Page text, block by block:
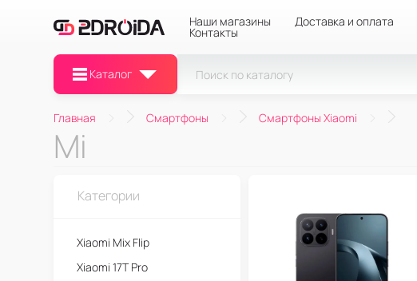
Наши магазины Доставка и оплата
Контакты
Каталог
Главная Смартфоны Смартфоны Xiaomi
Mi
Категории
Xiaomi Mix Flip
Xiaomi 17T Pro